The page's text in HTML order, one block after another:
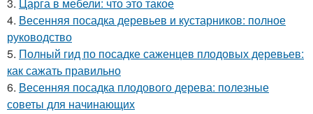
3. Царга в мебели: что это такое
4. Весенняя посадка деревьев и кустарников: полное
руководство
5. Полный гид по посадке саженцев плодовых деревьев:
как сажать правильно
6. Весенняя посадка плодового дерева: полезные
советы для начинающих